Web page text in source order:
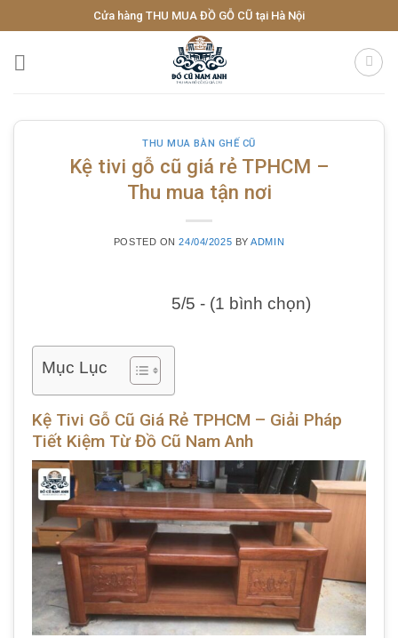
to
content
Cửa hàng THU MUA ĐỒ GỖ CŨ tại Hà Nội
THU MUA BÀN GHẾ CŨ
Kệ tivi gỗ cũ giá rẻ TPHCM –
Thu mua tận nơi
POSTED ON24/04/2025 BYADMIN
5/5 - (1 bình chọn)
Mục Lục
Kệ Tivi Gỗ Cũ Giá Rẻ TPHCM – Giải Pháp
Tiết Kiệm Từ Đồ Cũ Nam Anh